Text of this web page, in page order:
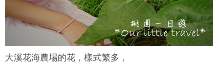
大溪花海農場的花，樣式繁多，